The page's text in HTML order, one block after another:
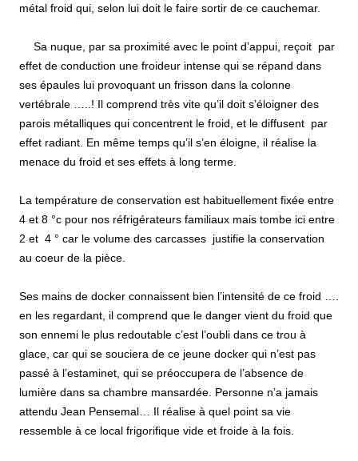
métal froid qui, selon lui doit le faire sortir de ce cauchemar.
Sa nuque, par sa proximité avec le point d’appui, reçoit par
effet de conduction une froideur intense qui se répand dans
ses épaules lui provoquant un frisson dans la colonne
vertébrale …..! Il comprend très vite qu’il doit s’éloigner des
parois métalliques qui concentrent le froid, et le diffusent par
effet radiant. En même temps qu’il s’en éloigne, il réalise la
menace du froid et ses effets à long terme.
La température de conservation est habituellement fixée entre
4 et 8 °c pour nos réfrigérateurs familiaux mais tombe ici entre
2 et 4 ° car le volume des carcasses justifie la conservation
au coeur de la pièce.
Ses mains de docker connaissent bien l’intensité de ce froid ….
en les regardant, il comprend que le danger vient du froid que
son ennemi le plus redoutable c’est l’oubli dans ce trou à
glace, car qui se souciera de ce jeune docker qui n’est pas
passé à l’estaminet, qui se préoccupera de l’absence de
lumière dans sa chambre mansardée. Personne n’a jamais
attendu Jean Pensemal… Il réalise à quel point sa vie
ressemble à ce local frigorifique vide et froide à la fois.